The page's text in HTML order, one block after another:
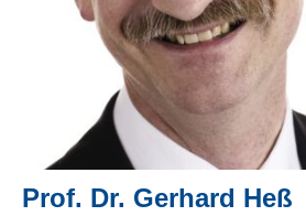
Prof. Dr. Gerhard Heß